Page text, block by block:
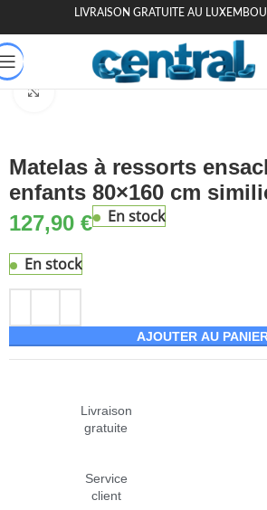
LIVRAISON GRATUITE AU
Accueil Maison & Jardin Chambre & literie
Matelas à ressorts
enfants 80×160 cm
127,90 € En stock
En stock
AJOUTER AU
Livraison
gratuite
Service
client
🎁 20€ offerts dès 200€ - Code : MOIEN20🏷️